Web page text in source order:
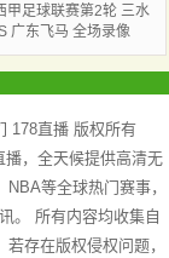
甲足球联赛第2轮 三水
广东飞马 全场录像
178直播 版权所有
，全天候提供高清无
等全球热门赛事，
。 所有内容均收集自
存在版权侵权问题，